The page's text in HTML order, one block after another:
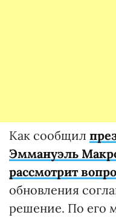
Как сообщил
Эммануэль
рассмотрит
обновления
решение. По его